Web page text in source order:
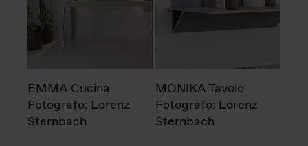
EMMA Cucina
Fotografo: Lorenz
Sternbach
MONIKA Tavolo
Fotografo: Lorenz
Sternbach